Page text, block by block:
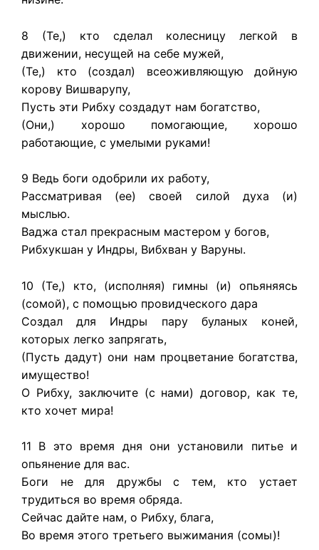
8 (Те,) кто сделал колесницу легкой в
движении, несущей на себе мужей,
(Те,) кто (создал) всеоживляющую дойную
корову Вишварупу,
Пусть эти Рибху создадут нам богатство,
(Они,) хорошо помогающие, хорошо
работающие, с умелыми руками!
9 Ведь боги одобрили их работу,
Рассматривая (ее) своей силой духа (и)
мыслью.
Ваджа стал прекрасным мастером у богов,
Рибхукшан у Индры, Вибхван у Варуны.
10 (Те,) кто, (исполняя) гимны (и) опьяняясь
(сомой), с помощью провидческого дара
Создал для Индры пару буланых коней,
которых легко запрягать,
(Пусть дадут) они нам процветание богатства,
имущество!
О Рибху, заключите (с нами) договор, как те,
кто хочет мира!
11 В это время дня они установили питье и
опьянение для вас.
Боги не для дружбы с тем, кто устает
трудиться во время обряда.
Сейчас дайте нам, о Рибху, блага,
Во время этого третьего выжимания (сомы)!